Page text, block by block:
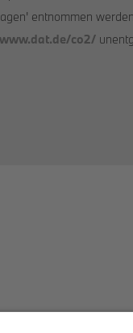
entnommen
co2/